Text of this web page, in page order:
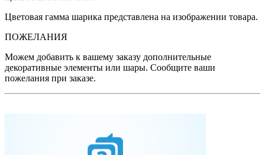
Цветовая гамма шарика представлена на изображении товара.
ПОЖЕЛАНИЯ
Можем добавить к вашему заказу дополнительные
декоративные элементы или шары. Сообщите ваши
пожелания при заказе.